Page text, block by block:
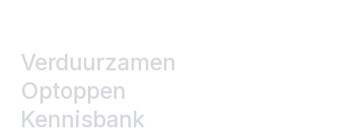
Verduurzamen
Optoppen
Kennisbank